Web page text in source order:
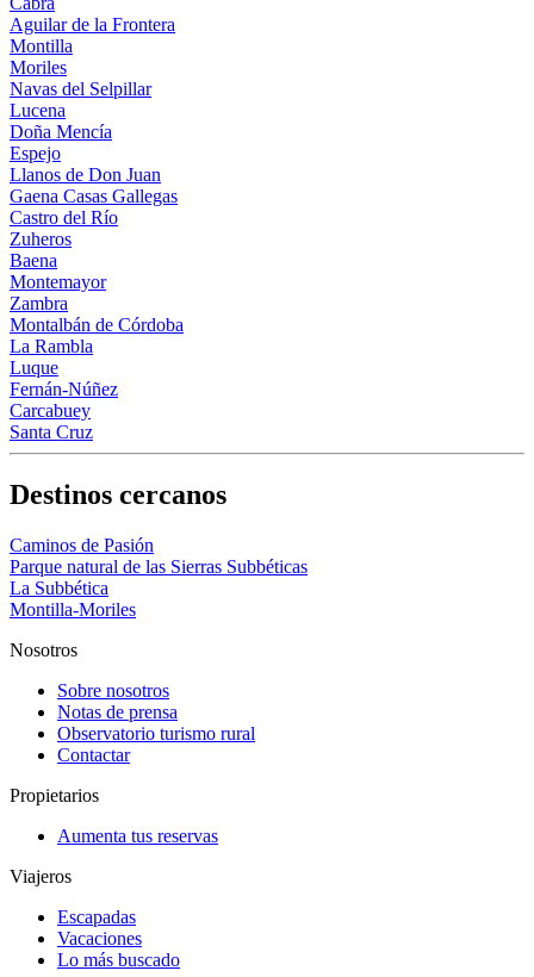
Aguilar de la Frontera
Montilla
Moriles
Navas del Selpillar
Lucena
Doña Mencía
Espejo
Llanos de Don Juan
Gaena Casas Gallegas
Castro del Río
Zuheros
Baena
Montemayor
Zambra
Montalbán de Córdoba
La Rambla
Luque
Fernán-Núñez
Carcabuey
Santa Cruz
Destinos cercanos
Caminos de Pasión
Parque natural de las Sierras Subbéticas
La Subbética
Montilla-Moriles
Nosotros
Sobre nosotros
Notas de prensa
Observatorio turismo rural
Contactar
Propietarios
Aumenta tus reservas
Viajeros
Escapadas
Vacaciones
Lo más buscado